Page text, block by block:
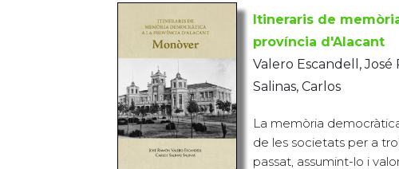
Itineraris de
província d'Alacant
Valero Escandell, José
Salinas, Carlos
La memòria
de les societats per a
passat, assumint-lo i